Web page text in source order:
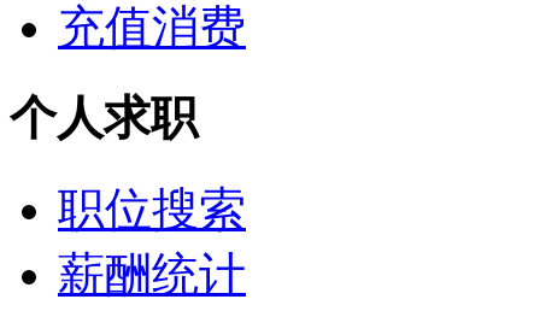
充值消费
个人求职
职位搜索
薪酬统计